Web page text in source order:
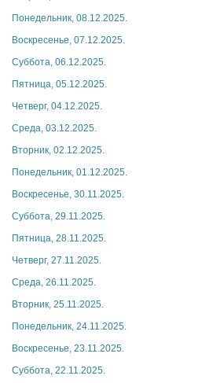
Понедельник, 08.12.2025.
Воскресенье, 07.12.2025.
Суббота, 06.12.2025.
Пятница, 05.12.2025.
Четверг, 04.12.2025.
Среда, 03.12.2025.
Вторник, 02.12.2025.
Понедельник, 01.12.2025.
Воскресенье, 30.11.2025.
Суббота, 29.11.2025.
Пятница, 28.11.2025.
Четверг, 27.11.2025.
Среда, 26.11.2025.
Вторник, 25.11.2025.
Понедельник, 24.11.2025.
Воскресенье, 23.11.2025.
Суббота, 22.11.2025.